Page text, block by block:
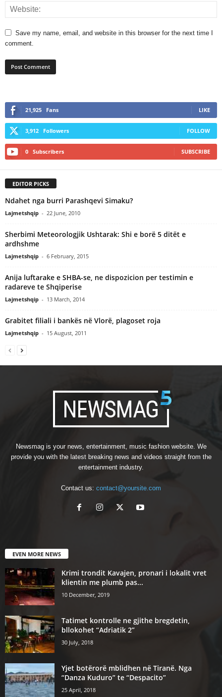
Save my name, email, and website in this browser for the next time I
comment.
21,925 Fans LIKE
3,912 Followers FOLLOW
0 Subscribers SUBSCRIBE
EDITOR PICKS
Ndahet nga burri Parashqevi Simaku?
Lajmetshqip - 22 June, 2010
Sherbimi Meteorologjik Ushtarak: Shi e borë 5 ditët e
ardhshme
Lajmetshqip - 6 February, 2015
Anija luftarake e SHBA-se, ne dispozicion per testimin e
radareve te Shqiperise
Lajmetshqip - 13 March, 2014
Grabitet filiali i bankës në Vlorë, plagoset roja
Lajmetshqip - 15 August, 2011
Newsmag is your news, entertainment, music fashion website. We
provide you with the latest breaking news and videos straight from the
entertainment industry.
Contact us: contact@yoursite.com
EVEN MORE NEWS
Krimi trondit Kavajen, pronari i lokalit vret
klientin me plumb pas...
10 December, 2019
Tatimet kontrolle ne gjithe bregdetin,
bllokohet “Adriatik 2”
30 July, 2018
Yjet botërorë mblidhen në Tiranë. Nga
“Danza Kuduro” te “Despacito”
25 April, 2018